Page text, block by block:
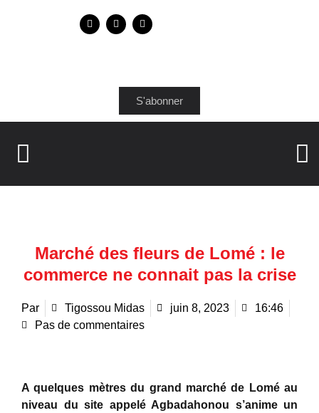
S'abonner
Marché des fleurs de Lomé : le
commerce ne connait pas la crise
Par Tigossou Midas juin 8, 2023
16:46
Pas de commentaires
A quelques mètres du grand marché de Lomé au
niveau du site appelé Agbadahonou s’anime un